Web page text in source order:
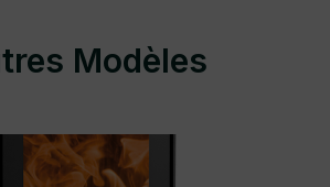
Modèles